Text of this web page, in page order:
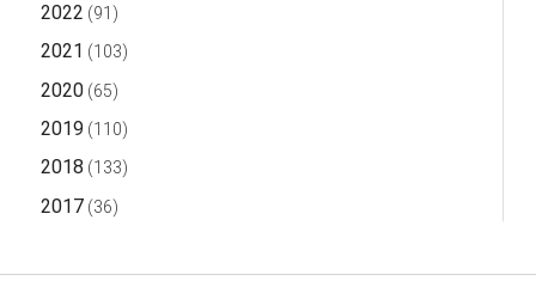
2022 (91)
2021 (103)
2020(65)
2019 (110)
2018 (133)
2017(36)